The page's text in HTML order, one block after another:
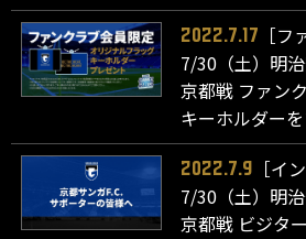
2022.7.17
［フ
7/30（土）明
京都戦 ファン
キーホルダー
2022.7.9
［イ
7/30（土）明
京都戦 ビジタ